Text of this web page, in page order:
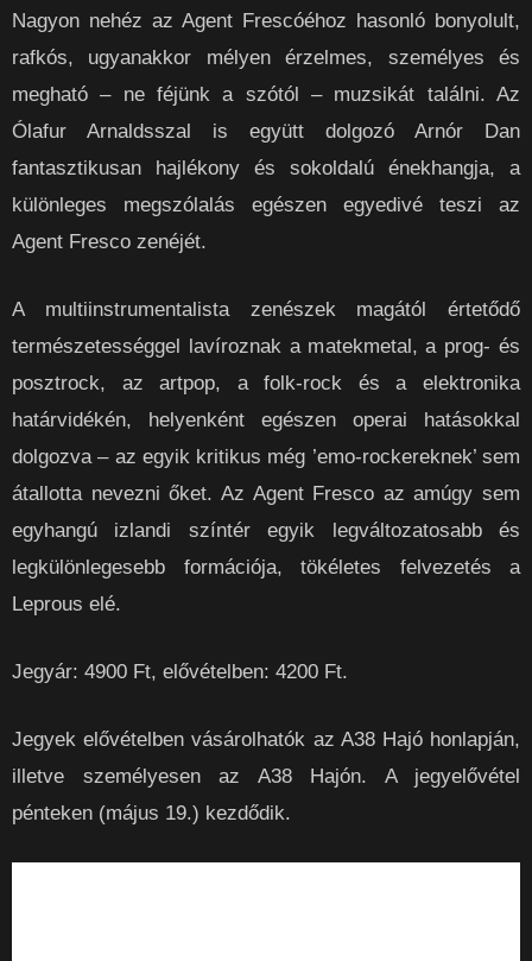
Nagyon nehéz az Agent Frescóéhoz hasonló bonyolult,
rafkós, ugyanakkor mélyen érzelmes, személyes és
megható ‒ ne féjünk a szótól ‒ muzsikát találni. Az
Ólafur Arnaldsszal is együtt dolgozó Arnór Dan
fantasztikusan hajlékony és sokoldalú énekhangja, a
különleges megszólalás egészen egyedivé teszi az
Agent Fresco zenéjét.
A multiinstrumentalista zenészek magától értetődő
természetességgel lavíroznak a matekmetal, a prog- és
posztrock, az artpop, a folk-rock és a elektronika
határvidékén, helyenként egészen operai hatásokkal
dolgozva ‒ az egyik kritikus még ’emo-rockereknek’ sem
átallotta nevezni őket. Az Agent Fresco az amúgy sem
egyhangú izlandi színtér egyik legváltozatosabb és
legkülönlegesebb formációja, tökéletes felvezetés a
Leprous elé.
Jegyár: 4900 Ft, elővételben: 4200 Ft.
Jegyek elővételben vásárolhatók az A38 Hajó honlapján,
illetve személyesen az A38 Hajón. A jegyelővétel
pénteken (május 19.) kezdődik.